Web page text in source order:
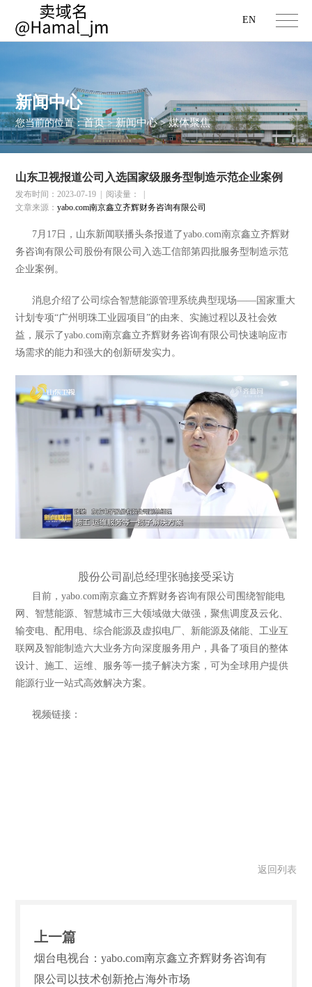
EN
新闻中心
您当前的位置：首页>新闻中心>媒体聚焦
山东卫视报道公司入选国家级服务型制造示范企业案例
发布时间：2023-07-19 阅读量：
文章来源：yabo.com南京鑫立齐辉财务咨询有限公司
7月 17 日， 山东新闻联播头条报道了yabo.com南京鑫立齐辉财
务咨询有限公司股份有限公司入选工信部第四批服务型制造示范
企业案例。
消息介绍了公司综合智慧能源管理系统典型现场——国家重大
计划专项“广州明珠工业园项目”的由来、实施过程以及社会效
益，展示了yabo.com南京鑫立齐辉财务咨询有限公司快速响应市
场需求的能力和强大的创新研发实力。
股份公司副总经理张驰接受采访
目前，yabo.com南京鑫立齐辉财务咨询有限公司围绕智能电
网、智慧能源、智慧城市三大领域做大做强，聚焦调度及云化、
输变电、配用电、综合能源及虚拟电厂、新能源及储能、工业互
联网及智能制造六大业务方向深度服务用户，具备了项目的整体
设计、施工、运维、服务等一揽子解决方案，可为全球用户提供
能源行业一站式高效解决方案。
视频链接：
返回列表
上一篇
烟台电视台：yabo.com南京鑫立齐辉财务咨询有
限公司以技术创新抢占海外市场